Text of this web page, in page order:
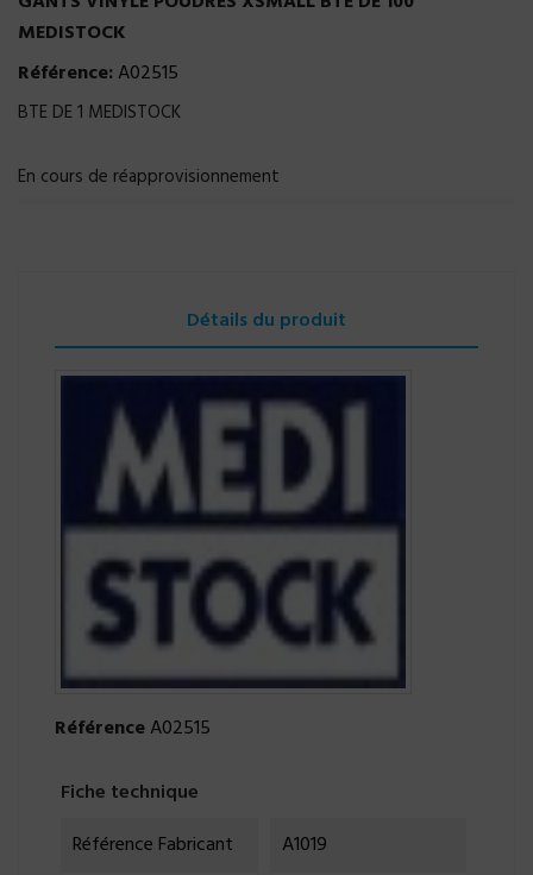
MEDISTOCK
Référence:A02515
BTE DE 1 MEDISTOCK
En cours de réapprovisionnement
Détails du produit
RéférenceA02515
Fiche technique
Référence Fabricant
A1019